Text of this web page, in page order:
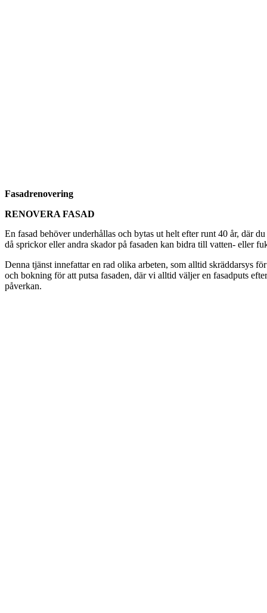
Fasadrenovering
RENOVERA FASAD
En fasad behöver underhållas och bytas ut helt efter runt 40 år, där
då sprickor eller andra skador på fasaden kan bidra till vatten- eller
Denna tjänst innefattar en rad olika arbeten, som alltid skräddarsys
och bokning för att putsa fasaden, där vi alltid väljer en fasadputs
påverkan.